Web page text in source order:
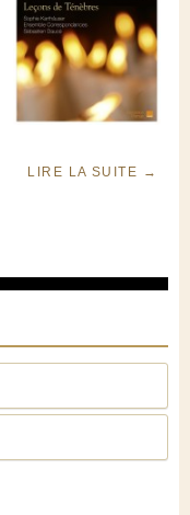
LIRE LA SUITE →